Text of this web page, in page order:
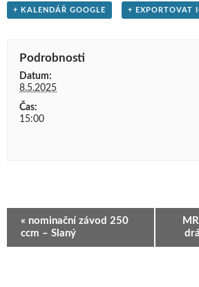
+ KALENDÁŘ GOOGLE + EXPORTOVAT
Podrobnosti
Datum:
8.5.2025
Čas:
15:00
Navigace
pro
Akce
« nominační závod 250
ccm – Slaný